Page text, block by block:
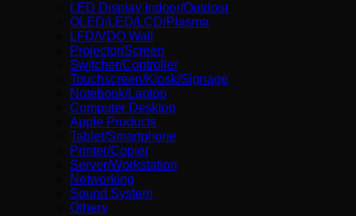
LED Display Indoor/Outdoor
OLED/LED/LCD/Plasma
LFD/VDO Wall
Projector/Screen
Switcher/Controller
Touchscreen/Kiosk/Signage
Notebook/Laptop
Computer Desktop
Apple Products
Tablet/Smartphone
Printer/Copier
Server/Workstation
Networking
Sound System
Others